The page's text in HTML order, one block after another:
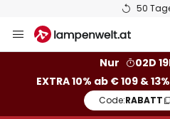
50
Inhalt
Nur
02D
EXTRA 10% ab € 109 &
Code:RABATT